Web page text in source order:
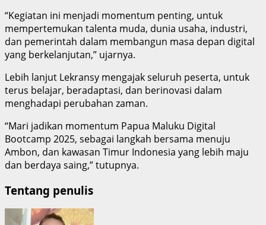
“Kegiatan ini menjadi momentum penting, untuk
mempertemukan talenta muda, dunia usaha, industri,
dan pemerintah dalam membangun masa depan digital
yang berkelanjutan,” ujarnya.
Lebih lanjut Lekransy mengajak seluruh peserta, untuk
terus belajar, beradaptasi, dan berinovasi dalam
menghadapi perubahan zaman.
“Mari jadikan momentum Papua Maluku Digital
Bootcamp 2025, sebagai langkah bersama menuju
Ambon, dan kawasan Timur Indonesia yang lebih maju
dan berdaya saing,” tutupnya.
Tentang penulis